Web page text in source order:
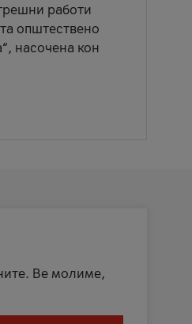
работи
општествено
насочена кон
Ве молиме,